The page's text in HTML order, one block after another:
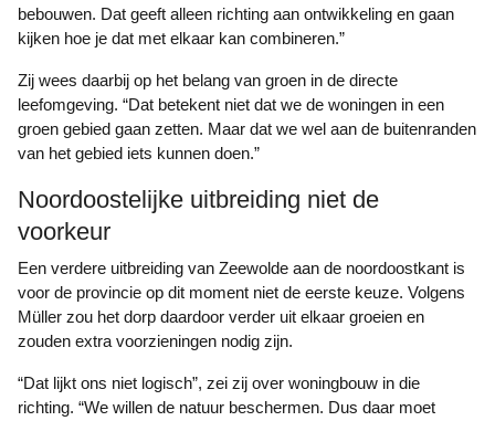
bebouwen. Dat geeft alleen richting aan ontwikkeling en gaan
kijken hoe je dat met elkaar kan combineren.”
Zij wees daarbij op het belang van groen in de directe
leefomgeving. “Dat betekent niet dat we de woningen in een
groen gebied gaan zetten. Maar dat we wel aan de buitenranden
van het gebied iets kunnen doen.”
Noordoostelijke uitbreiding niet de
voorkeur
Een verdere uitbreiding van Zeewolde aan de noordoostkant is
voor de provincie op dit moment niet de eerste keuze. Volgens
Müller zou het dorp daardoor verder uit elkaar groeien en
zouden extra voorzieningen nodig zijn.
“Dat lijkt ons niet logisch”, zei zij over woningbouw in die
richting. “We willen de natuur beschermen. Dus daar moet